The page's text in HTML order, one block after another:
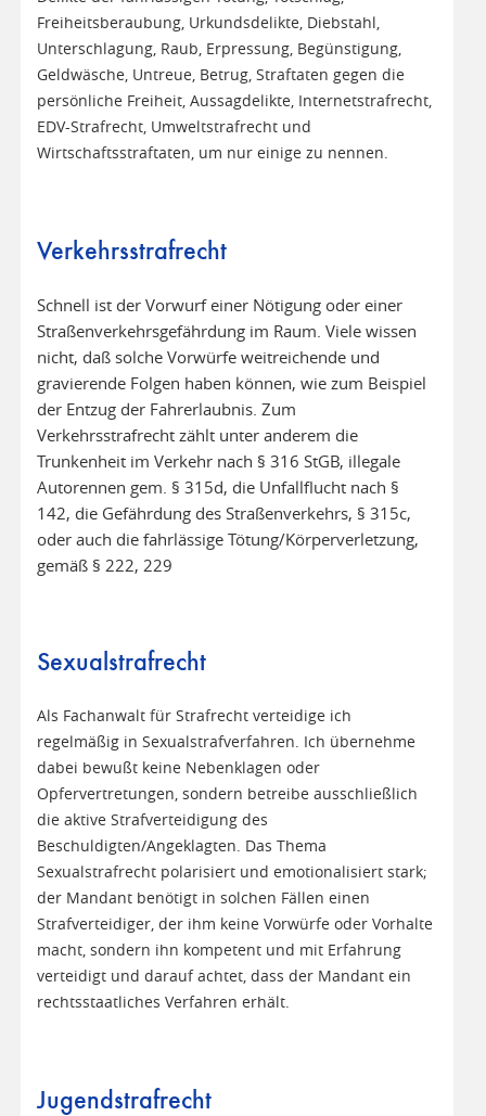
Freiheitsberaubung, Urkundsdelikte, Diebstahl,
Unterschlagung, Raub, Erpressung, Begünstigung,
Geldwäsche, Untreue, Betrug, Straftaten gegen die
persönliche Freiheit, Aussagdelikte, Internetstrafrecht,
EDV-Strafrecht, Umweltstrafrecht und
Wirtschaftsstraftaten, um nur einige zu nennen.
Verkehrsstrafrecht
Schnell ist der Vorwurf einer Nötigung oder einer
Straßenverkehrsgefährdung im Raum. Viele wissen
nicht, daß solche Vorwürfe weitreichende und
gravierende Folgen haben können, wie zum Beispiel
der Entzug der Fahrerlaubnis. Zum
Verkehrsstrafrecht zählt unter anderem die
Trunkenheit im Verkehr nach § 316 StGB, illegale
Autorennen gem. § 315d, die Unfallflucht nach §
142, die Gefährdung des Straßenverkehrs, § 315c,
oder auch die fahrlässige Tötung/Körperverletzung,
gemäß § 222, 229
Sexualstrafrecht
Als Fachanwalt für Strafrecht verteidige ich
regelmäßig in Sexualstrafverfahren. Ich übernehme
dabei bewußt keine Nebenklagen oder
Opfervertretungen, sondern betreibe ausschließlich
die aktive Strafverteidigung des
Beschuldigten/Angeklagten. Das Thema
Sexualstrafrecht polarisiert und emotionalisiert stark;
der Mandant benötigt in solchen Fällen einen
Strafverteidiger, der ihm keine Vorwürfe oder Vorhalte
macht, sondern ihn kompetent und mit Erfahrung
verteidigt und darauf achtet, dass der Mandant ein
rechtsstaatliches Verfahren erhält.
Jugendstrafrecht